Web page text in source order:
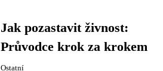
Jak pozastavit živnost:
Průvodce krok za krokem
Ostatní